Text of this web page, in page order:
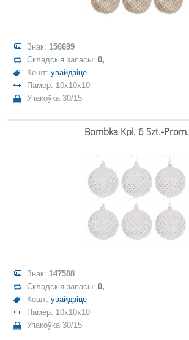
Знак: 156699
Складскія запасы:0,
Кошт:увайдзіце
Памер: 10x10x10
Упакоўка 30/15
Bombka Kpl. 6 Szt.-Prom.
Знак: 147588
Складскія запасы:0,
Кошт:увайдзіце
Памер: 10x10x10
Упакоўка 30/15